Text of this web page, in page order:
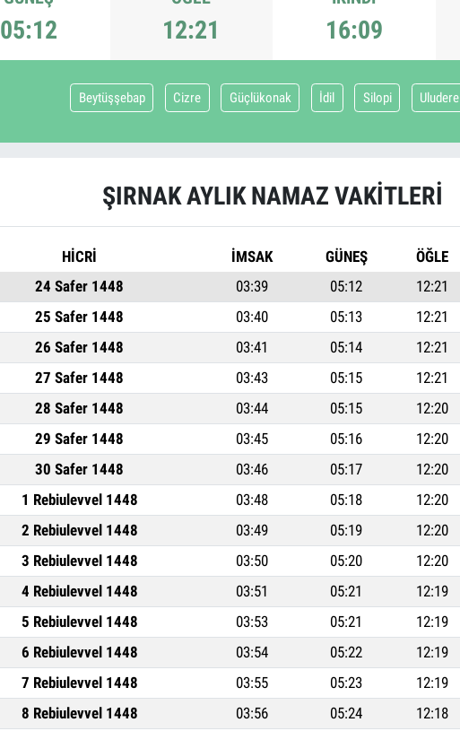
05:12 12:21 16:09
Beytüşşebap Cizre Güçlükonak İdil Silopi Uludere
ŞIRNAK AYLIK NAMAZ VAKITLERI
HİCRİ İMSAK GÜNEŞ ÖĞLE
24 Safer 1448 03:39 05:12 12:21
25 Safer 1448 03:40 05:13 12:21
26 Safer 1448 03:41 05:14 12:21
27 Safer 1448 03:43 05:15 12:21
28 Safer 1448 03:44 05:15 12:20
29 Safer 1448 03:45 05:16 12:20
30 Safer 1448 03:46 05:17 12:20
1 Rebiulevvel 1448 03:48 05:18 12:20
2 Rebiulevvel 1448 03:49 05:19 12:20
3 Rebiulevvel 1448 03:50 05:20 12:20
4 Rebiulevvel 1448 03:51 05:21 12:19
5 Rebiulevvel 1448 03:53 05:21 12:19
6 Rebiulevvel 1448 03:54 05:22 12:19
7 Rebiulevvel 1448 03:55 05:23 12:19
8 Rebiulevvel 1448 03:56 05:24 12:18